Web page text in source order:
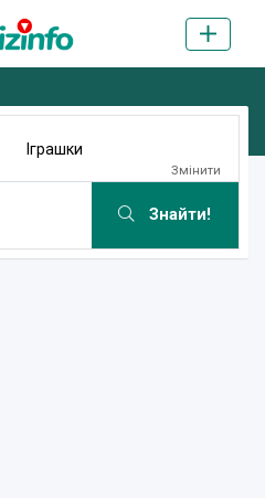
Iграшки
Змінити
Знайти!